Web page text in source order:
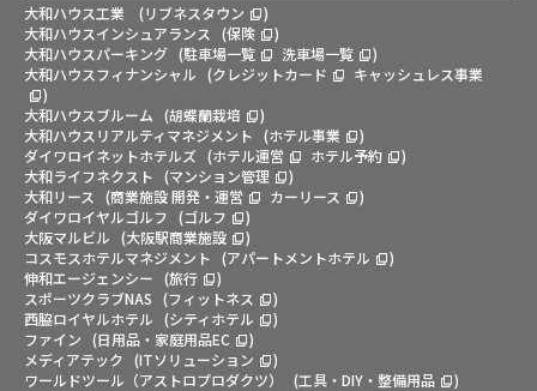
大和ハウス工業 (リブネスタウン
)
大和ハウスインシュアランス
(保険
)
大和ハウスパーキング (駐車場一覧 洗車場一覧
)
大和ハウスフィナンシャル (クレジットカード
キャッシュレス事業
)
大和ハウスブルーム (胡蝶蘭栽培
)
大和ハウスリアルティマネジメント (ホテル事業
)
ダイワロイネットホテルズ (ホテル運営 ホテル予約
)
大和ライフネクスト (マンション管理
)
大和リース
(商業施設 開発・運営 カーリース
)
ダイワロイヤルゴルフ (ゴルフ
)
大阪マルビル (大阪駅商業施設
)
コスモスホテルマネジメント (アパートメントホテル
)
伸和エージェンシー (旅行
)
スポーツクラブNAS (フィットネス
)
西脇ロイヤルホテル (シティホテル
)
ファイン (日用品・家庭用品EC
)
メディアテック (ITソリューション
)
ワールドツール（アストロプロダクツ）
(工具・DIY・整備用品 )